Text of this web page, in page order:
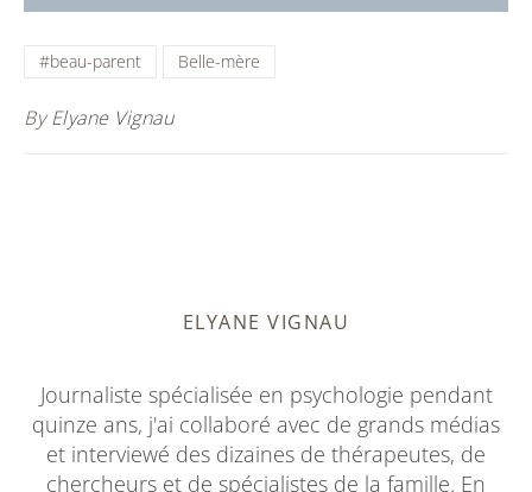
#beau-parent Belle-mère
ByElyane Vignau
ELYANE VIGNAU
Journaliste spécialisée en psychologie pendant
quinze ans, j'ai collaboré avec de grands médias
et interviewé des dizaines de thérapeutes, de
chercheurs et de spécialistes de la famille. En